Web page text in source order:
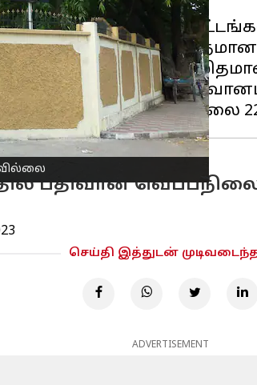
வரை தென்தமிழக
லேசான அல்லது
லேசான அல்லது
48 மணி நேரத்திற்கு
பதிவான
செய்தி இத்துடன்
ADVERTISEMENT